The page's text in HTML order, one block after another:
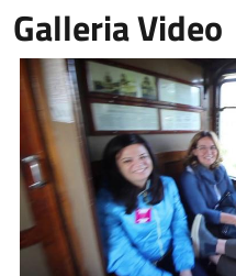
Galleria Video